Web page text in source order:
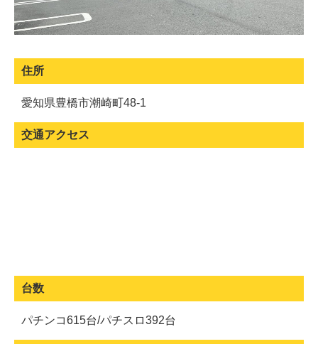
住所
愛知県豊橋市潮崎町48-1
交通アクセス
台数
パチンコ615台/パチスロ392台